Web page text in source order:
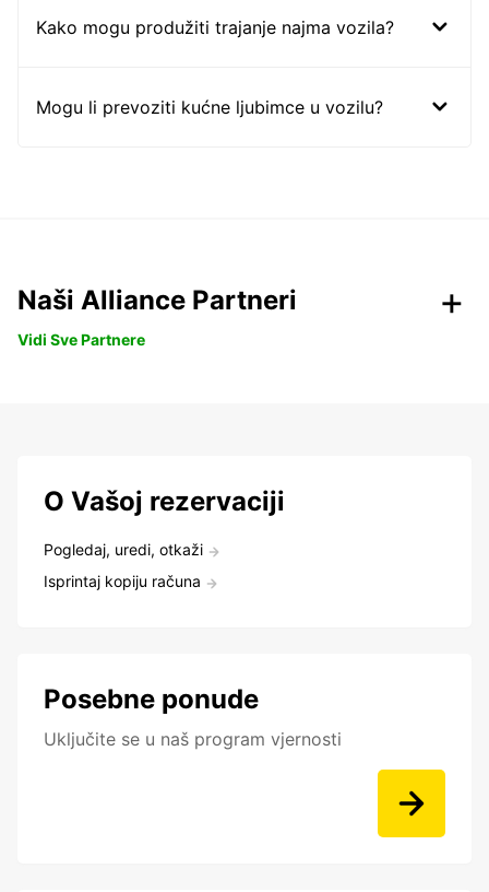
Kako mogu produžiti trajanje najma vozila?
Mogu li prevoziti kućne ljubimce u vozilu?
Naši Alliance Partneri
Vidi Sve Partnere
O Vašoj rezervaciji
Pogledaj, uredi, otkaži
Isprintaj kopiju računa
Posebne ponude
Uključite se u naš program vjernosti